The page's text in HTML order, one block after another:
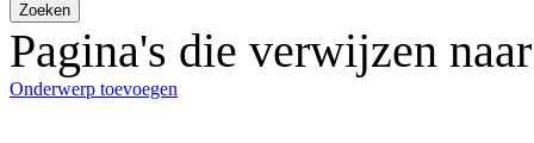
Zoeken
Pagina's die verwijzen
Onderwerp toevoegen